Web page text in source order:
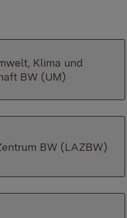
Klima und
BW (UM)
BW (LAZBW)